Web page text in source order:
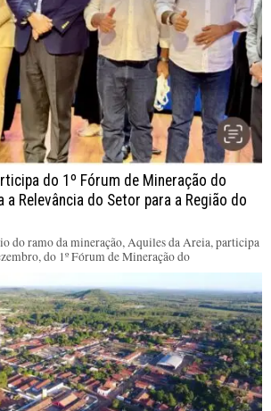
do 1º Fórum de Mineração do
a Relevância do Setor para a Região do
do ramo da mineração, Aquiles da Areia, participa
do 1º Fórum de Mineração do